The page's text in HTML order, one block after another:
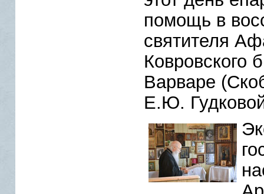
помощь в
святителя
Ковровского
Варваре
Е.Ю.